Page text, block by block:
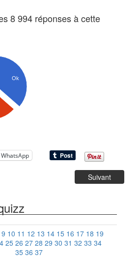
8 994 réponses à cette
Ok
WhatsApp
Suivant
9 10 11 12 13 14 15 16 17 18 19
25 26 27 28 29 30 31 32 33 34
35 36 37